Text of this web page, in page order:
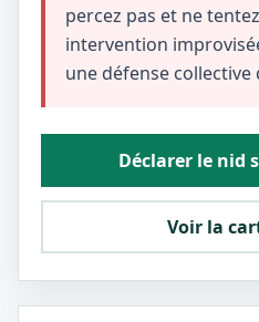
percez pas et ne
intervention
une défense collective
Déclarer le nid
Voir la